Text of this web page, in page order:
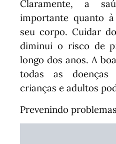
Claramente, a
importante quanto
seu corpo. Cuidar
diminui o risco de
longo dos anos. A
todas as
crianças e adultos
Prevenindo